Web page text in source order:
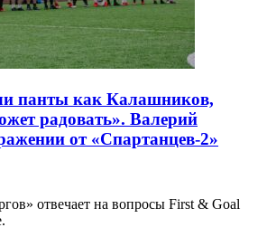
панты как Калашников,
радовать». Валерий
от «Спартанцев-2»
отвечает на вопросы First & Goal